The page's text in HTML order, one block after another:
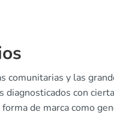
y las
con
de marca como